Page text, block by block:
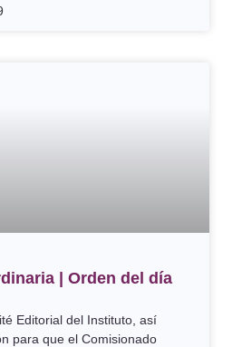
| Orden del día
Editorial del Instituto, así
para que el Comisionado